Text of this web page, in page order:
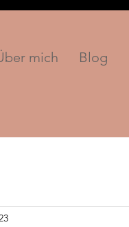
mich Blog